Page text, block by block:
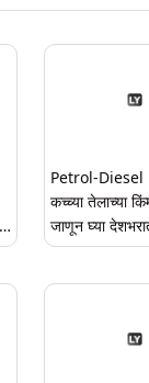
Petrol-Diesel
कच्च्या तेलाच्या
जाणून घ्या
डिझेलच्या